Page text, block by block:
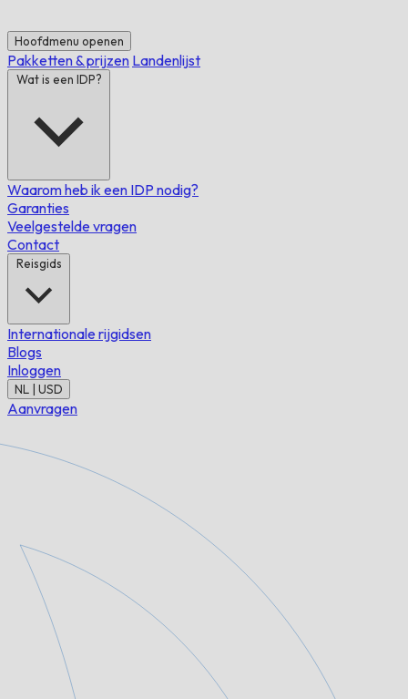
Hoofdmenu openen
Pakketten & prijzen Landenlijst
Wat is een IDP?
Waarom heb ik een IDP nodig?
Garanties
Veelgestelde vragen
Contact
Reisgids
Internationale rijgidsen
Blogs
Inloggen
NL | USD
Aanvragen